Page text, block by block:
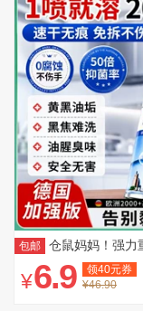
包邮 仓鼠妈妈！强力
¥6.9 领40元券
¥46.90